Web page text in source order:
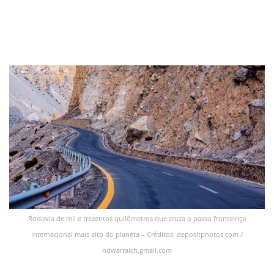
Rodovia de mil e trezentos quilômetros que cruza o passo fronteiriço
internacional mais alto do planeta – Créditos: depositphotos.com /
ndwarraich.gmail.com